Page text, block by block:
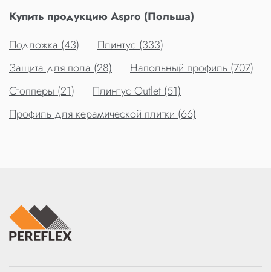
Купить продукцию Aspro (Польша)
Подложка (43)
Плинтус (333)
Защита для пола (28)
Напольный профиль (707)
Стопперы (21)
Плинтус Outlet (51)
Профиль для керамической плитки (66)